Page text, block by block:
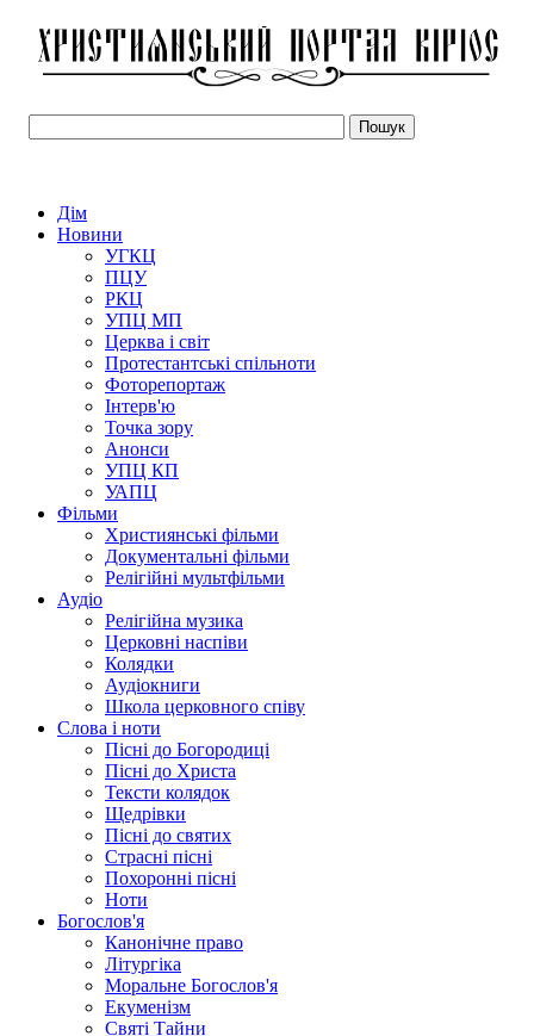
Дім
Новини
УГКЦ
ПЦУ
РКЦ
УПЦ МП
Церква і світ
Протестантські спільноти
Фоторепортаж
Інтерв'ю
Точка зору
Анонси
УПЦ КП
УАПЦ
Фільми
Християнські фільми
Документальні фільми
Релігійні мультфільми
Аудіо
Релігійна музика
Церковні наспіви
Колядки
Аудіокниги
Школа церковного співу
Слова і ноти
Пісні до Богородиці
Пісні до Христа
Тексти колядок
Щедрівки
Пісні до святих
Страсні пісні
Похоронні пісні
Ноти
Богослов'я
Канонічне право
Літургіка
Моральне Богослов'я
Екуменізм
Святі Тайни